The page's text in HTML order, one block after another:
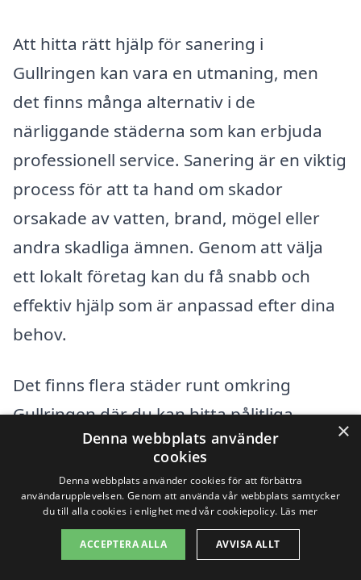
Att hitta rätt hjälp för sanering i
Gullringen kan vara en utmaning, men
det finns många alternativ i de
närliggande städerna som kan erbjuda
professionell service. Sanering är en viktig
process för att ta hand om skador
orsakade av vatten, brand, mögel eller
andra skadliga ämnen. Genom att välja
ett lokalt företag kan du få snabb och
effektiv hjälp som är anpassad efter dina
behov.
Det finns flera städer runt omkring
Gullringen där du kan hitta pålitliga
saneringstjänster. Här är en lista över
några av dem:
Vimmerby
Hultsfred
×
Denna webbplats använder
cookies
Denna webbplats använder cookies för att förbättra
användarupplevelsen. Genom att använda vår webbplats samtycker
du till alla cookies i enlighet med vår cookiepolicy. Läs mer
ACCEPTERA ALLA AVVISA ALLT